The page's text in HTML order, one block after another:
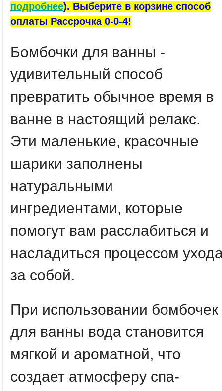
подробнее). Выберите в корзине способ
оплаты Рассрочка 0-0-4!
Бомбочки для ванны -
удивительный способ
превратить обычное время в
ванне в настоящий релакс.
Эти маленькие, красочные
шарики заполнены
натуральными
ингредиентами, которые
помогут вам расслабиться и
насладиться процессом
за собой.
При использовании бомбочек
для ванны вода становится
мягкой и ароматной, что
создает атмосферу спа-